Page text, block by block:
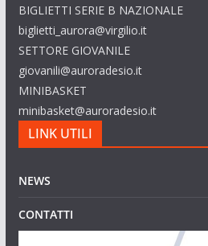
BIGLIETTI SERIE B NAZIONALE
biglietti_aurora@virgilio.it
SETTORE GIOVANILE
giovanili@auroradesio.it
MINIBASKET
minibasket@auroradesio.it
LINK UTILI
NEWS
CONTATTI